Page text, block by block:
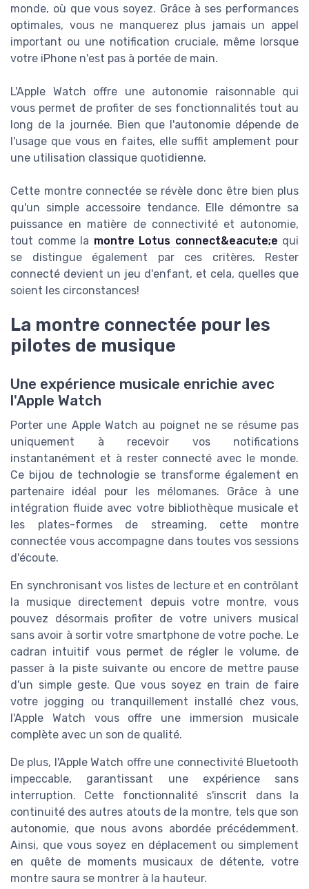
monde, où que vous soyez. Grâce à ses performances
optimales, vous ne manquerez plus jamais un appel
important ou une notification cruciale, même lorsque
votre iPhone n'est pas à portée de main.
L'Apple Watch offre une autonomie raisonnable qui
vous permet de profiter de ses fonctionnalités tout au
long de la journée. Bien que l'autonomie dépende de
l'usage que vous en faites, elle suffit amplement pour
une utilisation classique quotidienne.
Cette montre connectée se révèle donc être bien plus
qu'un simple accessoire tendance. Elle démontre sa
puissance en matière de connectivité et autonomie,
tout comme la montre Lotus connect&eacute;e qui
se distingue également par ces critères. Rester
connecté devient un jeu d'enfant, et cela, quelles que
soient les circonstances!
La montre connectée pour les
pilotes de musique
Une expérience musicale enrichie avec
l'Apple Watch
Porter une Apple Watch au poignet ne se résume pas
uniquement à recevoir vos notifications
instantanément et à rester connecté avec le monde.
Ce bijou de technologie se transforme également en
partenaire idéal pour les mélomanes. Grâce à une
intégration fluide avec votre bibliothèque musicale et
les plates-formes de streaming, cette montre
connectée vous accompagne dans toutes vos sessions
d'écoute.
En synchronisant vos listes de lecture et en contrôlant
la musique directement depuis votre montre, vous
pouvez désormais profiter de votre univers musical
sans avoir à sortir votre smartphone de votre poche. Le
cadran intuitif vous permet de régler le volume, de
passer à la piste suivante ou encore de mettre pause
d'un simple geste. Que vous soyez en train de faire
votre jogging ou tranquillement installé chez vous,
l'Apple Watch vous offre une immersion musicale
complète avec un son de qualité.
De plus, l'Apple Watch offre une connectivité Bluetooth
impeccable, garantissant une expérience sans
interruption. Cette fonctionnalité s'inscrit dans la
continuité des autres atouts de la montre, tels que son
autonomie, que nous avons abordée précédemment.
Ainsi, que vous soyez en déplacement ou simplement
en quête de moments musicaux de détente, votre
montre saura se montrer à la hauteur.